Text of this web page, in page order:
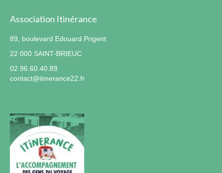
Association Itinérance
89, boulevard Edouard Prigent
22 000 SAINT-BRIEUC
02.96.60.40.89
contact@itinerance22.fr